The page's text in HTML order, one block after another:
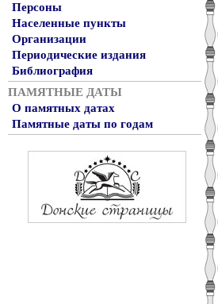
Персоны
Населенные пункты
Организации
Периодические издания
Библиография
ПАМЯТНЫЕ ДАТЫ
О памятных датах
Памятные даты по годам